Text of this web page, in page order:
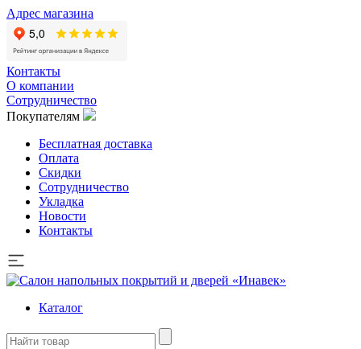
Адрес магазина
Контакты
О компании
Сотрудничество
Покупателям
Бесплатная доставка
Оплата
Скидки
Сотрудничество
Укладка
Новости
Контакты
Каталог